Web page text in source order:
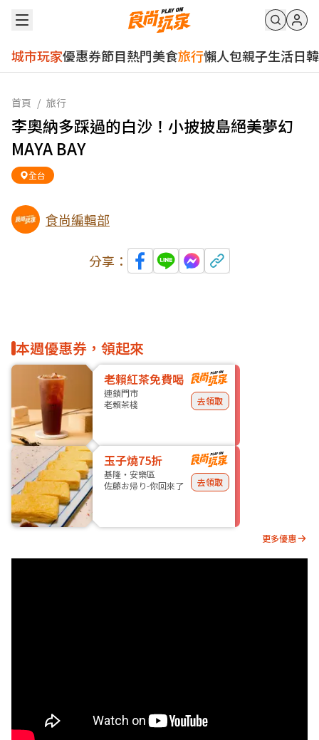
城市玩家優惠券節目熱門美食旅行懶人包親子生活日韓
首頁 / 旅行
李奧納多踩過的白沙！小披披島絕美夢幻
MAYA BAY
全台
食尚編輯部
分享：
本週優惠券，領起來
老賴紅茶免費喝
連鎖門市
老賴茶棧
去領取
玉子燒75折
基隆・安樂區
佐藤お帰り-你回來了
去領取
更多優惠